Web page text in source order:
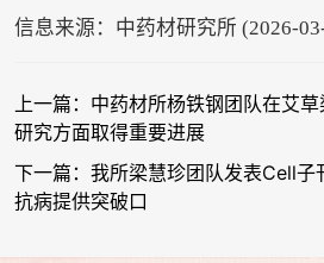
信息来源：中药材研究所 (2026-
上一篇：中药材所杨铁钢团队在艾
研究方面取得重要进展
下一篇：我所梁慧珍团队发表Cell子
抗病提供突破口